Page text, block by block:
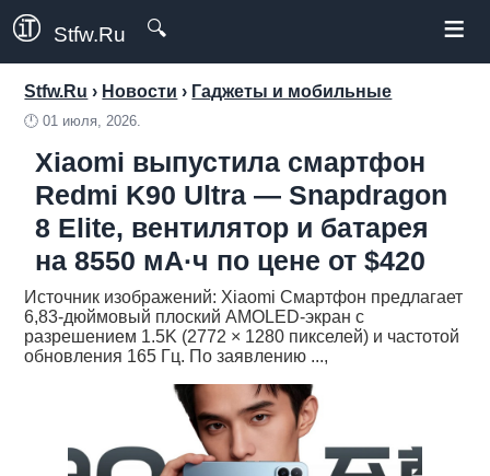
Stfw.Ru 🔍 ≡
Stfw.Ru › Новости › Гаджеты и мобильные
🕛01 июля, 2026.
Xiaomi выпустила смартфон
Redmi K90 Ultra — Snapdragon
8 Elite, вентилятор и батарея
на 8550 мА·ч по цене от $420
Источник изображений: Xiaomi Смартфон предлагает
6,83-дюймовый плоский AMOLED-экран с
разрешением 1.5K (2772 × 1280 пикселей) и частотой
обновления 165 Гц. По заявлению ...,